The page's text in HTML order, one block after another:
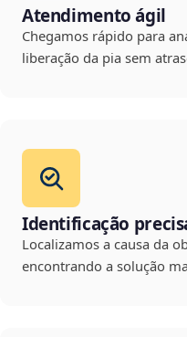
Atendimento ágil
Chegamos rápido para
liberação da pia sem
Identificação
Localizamos a causa da
encontrando a solução